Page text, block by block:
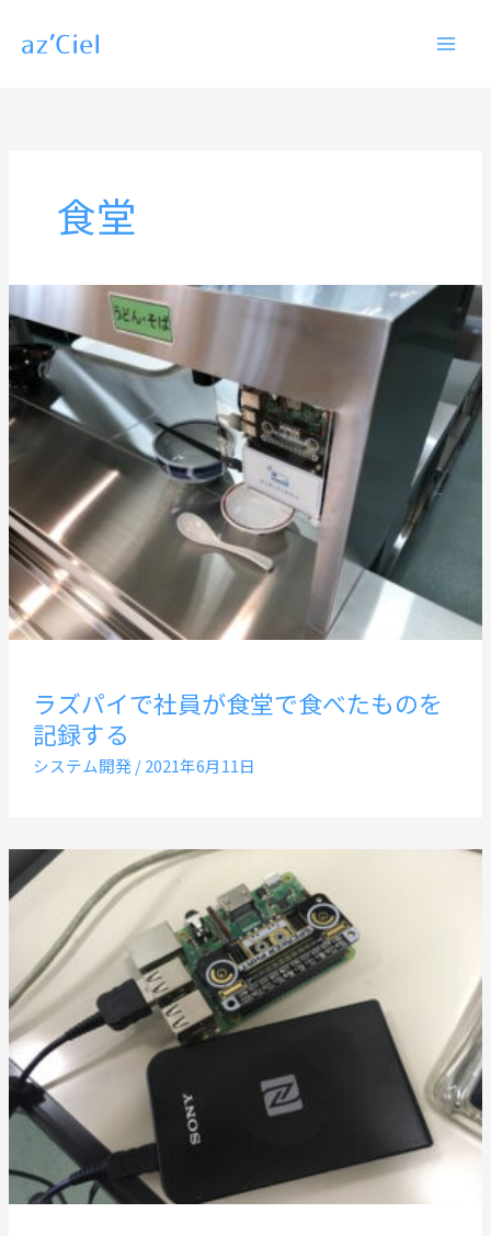
食堂
ラズパイで社員が食堂で食べたものを
記録する
システム開発/2021年6月11日